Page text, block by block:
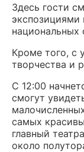
Здесь гости
экспозициями
национальных
Кроме того, с
творчества и
С 12:00
смогут
самых
главный
около